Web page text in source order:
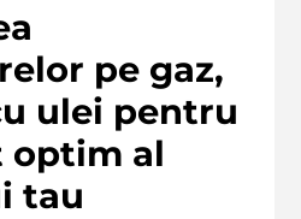
pe gaz,
ulei pentru
optim al
tau